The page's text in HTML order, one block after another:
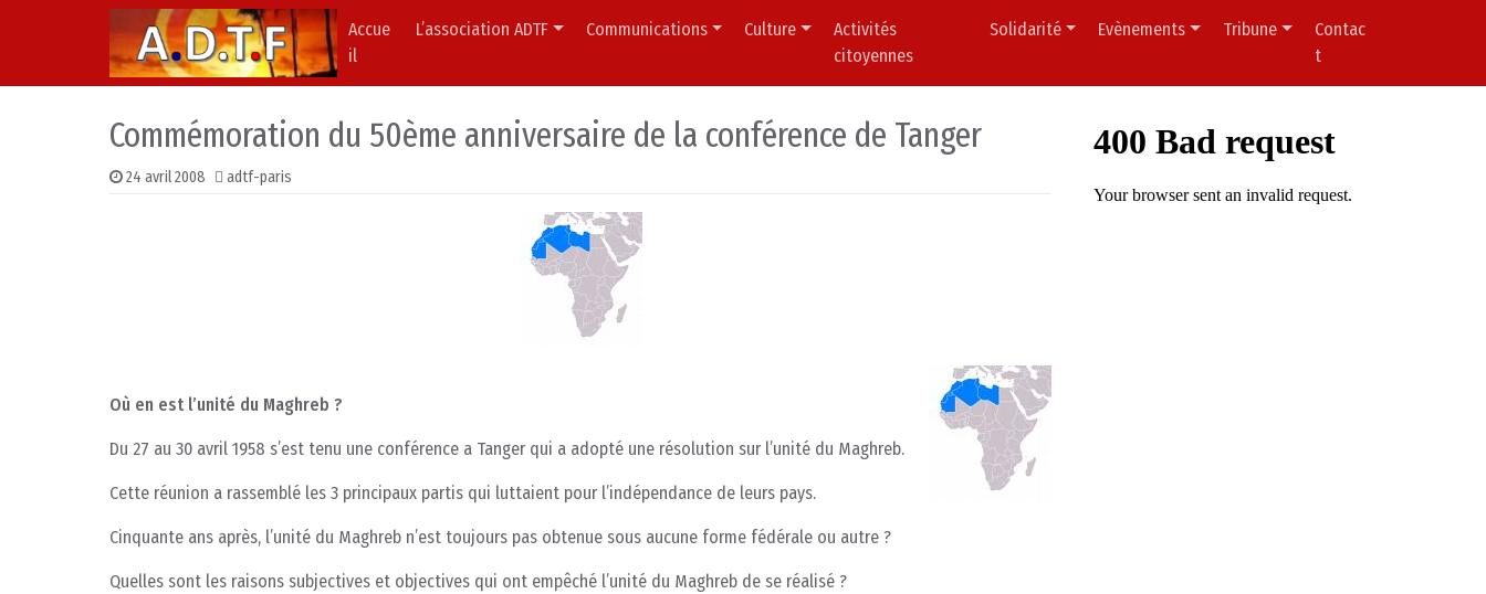
Skip to content
Main Navigation
Accue
il
L’association ADTF Communications Culture
Activités
citoyennes
Solidarité Evènements Tribune
Contac
t
Commémoration du 50ème anniversaire de la conférence de Tanger
24 avril 2008 adtf-paris
Où en est l’unité du Maghreb ?
Du 27 au 30 avril 1958 s’est tenu une conférence a Tanger qui a adopté une résolution sur l’unité du Maghreb.
Cette réunion a rassemblé les 3 principaux partis qui luttaient pour l’indépendance de leurs pays.
Cinquante ans après, l’unité du Maghreb n’est toujours pas obtenue sous aucune forme fédérale ou autre ?
Quelles sont les raisons subjectives et objectives qui ont empêché l’unité du Maghreb de se réalisé ?